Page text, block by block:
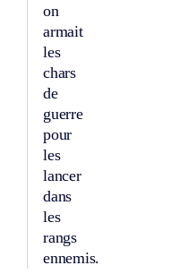
on
armait
les
chars
de
guerre
pour
les
lancer
dans
les
rangs
ennemis.